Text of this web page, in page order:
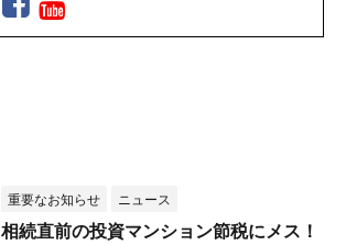
重要なお知らせ ニュース
相続直前の投資マンション節税にメス！